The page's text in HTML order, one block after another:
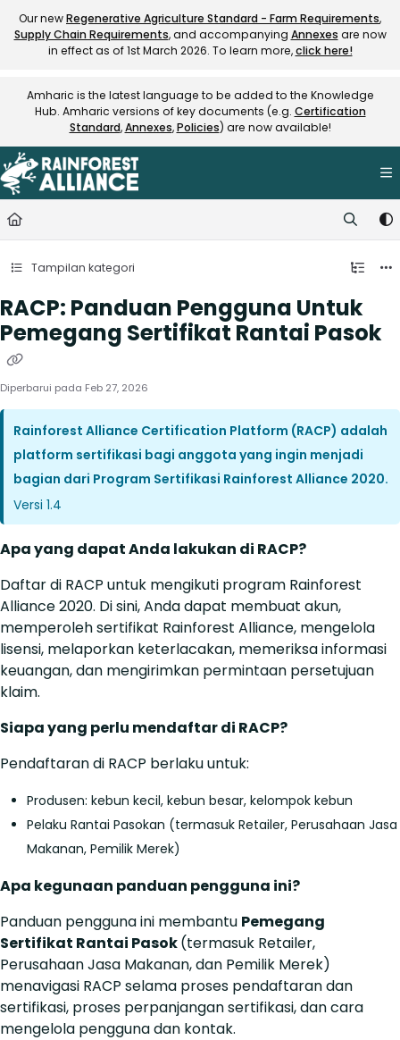
Documentation Index
Fetch the complete documentation index at:https://
Our newRegenerative Agriculture Standard - Farm Requirements,
Supply Chain Requirements, and accompanying Annexes are now
in effect as of 1st March 2026. To learn more,click here!
Amharic is the latest language to be added to the Knowledge
Hub. Amharic versions of key documents (e.g. Certification
Standard,Annexes,Policies) are now available!
Tampilan kategori
RACP: Panduan Pengguna Untuk
Pemegang Sertifikat Rantai Pasok
Diperbarui pada Feb 27, 2026
Rainforest Alliance Certification Platform (RACP) adalah
platform sertifikasi bagi anggota yang ingin menjadi
bagian dari Program Sertifikasi Rainforest Alliance 2020.
Versi 1.4
Apa yang dapat Anda lakukan di RACP?
Daftar di RACP untuk mengikuti program Rainforest
Alliance 2020. Di sini, Anda dapat membuat akun,
memperoleh sertifikat Rainforest Alliance, mengelola
lisensi, melaporkan keterlacakan, memeriksa informasi
keuangan, dan mengirimkan permintaan persetujuan
klaim.
Siapa yang perlu mendaftar di RACP?
Pendaftaran di RACP berlaku untuk:
Produsen: kebun kecil, kebun besar, kelompok kebun
Pelaku Rantai Pasokan (termasuk Retailer, Perusahaan Jasa
Makanan, Pemilik Merek)
Apa kegunaan panduan pengguna ini?
Panduan pengguna ini membantu Pemegang
Sertifikat Rantai Pasok(termasuk Retailer,
Perusahaan Jasa Makanan, dan Pemilik Merek)
menavigasi RACP selama proses pendaftaran dan
sertifikasi, proses perpanjangan sertifikasi, dan cara
mengelola pengguna dan kontak.